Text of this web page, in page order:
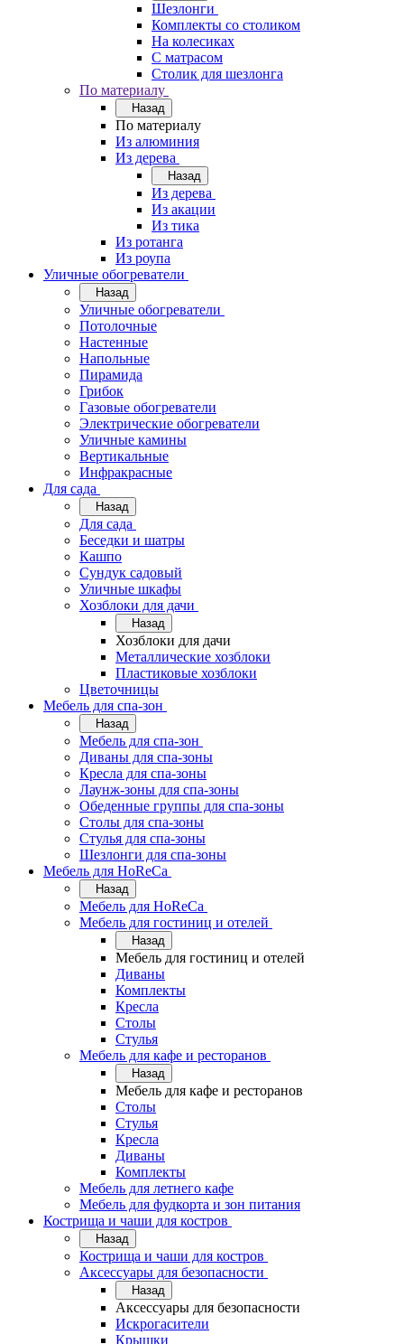
Шезлонги
Комплекты со столиком
На колесиках
С матрасом
Столик для шезлонга
По материалу
Назад
По материалу
Из алюминия
Из дерева
Назад
Из дерева
Из акации
Из тика
Из ротанга
Из роупа
Уличные обогреватели
Назад
Уличные обогреватели
Потолочные
Настенные
Напольные
Пирамида
Грибок
Газовые обогреватели
Электрические обогреватели
Уличные камины
Вертикальные
Инфракрасные
Для сада
Назад
Для сада
Беседки и шатры
Кашпо
Сундук садовый
Уличные шкафы
Хозблоки для дачи
Назад
Хозблоки для дачи
Металлические хозблоки
Пластиковые хозблоки
Цветочницы
Мебель для спа-зон
Назад
Мебель для спа-зон
Диваны для спа-зоны
Кресла для спа-зоны
Лаунж-зоны для спа-зоны
Обеденные группы для спа-зоны
Столы для спа-зоны
Стулья для спа-зоны
Шезлонги для спа-зоны
Мебель для HoReCa
Назад
Мебель для HoReCa
Мебель для гостиниц и отелей
Назад
Мебель для гостиниц и отелей
Диваны
Комплекты
Кресла
Столы
Стулья
Мебель для кафе и ресторанов
Назад
Мебель для кафе и ресторанов
Столы
Стулья
Кресла
Диваны
Комплекты
Мебель для летнего кафе
Мебель для фудкорта и зон питания
Кострища и чаши для костров
Назад
Кострища и чаши для костров
Аксессуары для безопасности
Назад
Аксессуары для безопасности
Искрогасители
Крышки